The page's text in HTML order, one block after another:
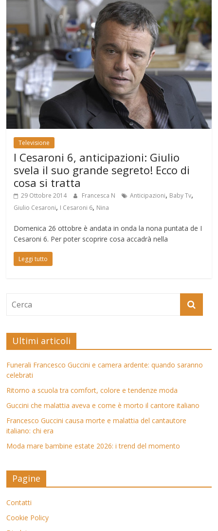
Televisione
I Cesaroni 6, anticipazioni: Giulio
svela il suo grande segreto! Ecco di
cosa si tratta
29 Ottobre 2014 Francesca N Anticipazioni, Baby Tv,
Giulio Cesaroni, I Cesaroni 6, Nina
Domenica 26 ottobre è andata in onda la nona puntata de I
Cesaroni 6. Per poter scoprire cosa accadrà nella
Leggi tutto
Ultimi articoli
Funerali Francesco Guccini e camera ardente: quando saranno
celebrati
Ritorno a scuola tra comfort, colore e tendenze moda
Guccini che malattia aveva e come è morto il cantore italiano
Francesco Guccini causa morte e malattia del cantautore
italiano: chi era
Moda mare bambine estate 2026: i trend del momento
Pagine
Contatti
Cookie Policy